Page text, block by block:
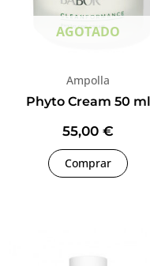
AGOTADO
Ampolla
Phyto Cream 50 ml
55,00€
Comprar